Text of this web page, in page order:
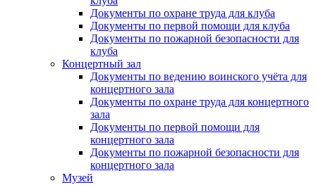
Документы по охране труда для клуба
Документы по первой помощи для клуба
Документы по пожарной безопасности для
клуба
Концертный зал
Документы по ведению воинского учёта для
концертного зала
Документы по охране труда для концертного
зала
Документы по первой помощи для
концертного зала
Документы по пожарной безопасности для
концертного зала
Музей